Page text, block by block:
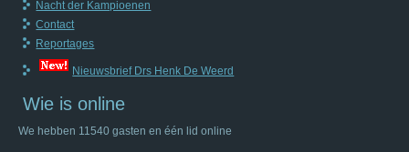
Nacht der Kampioenen
Contact
Reportages
Nieuwsbrief Drs Henk De Weerd
Wie is online
We hebben 11540 gasten en één lid online